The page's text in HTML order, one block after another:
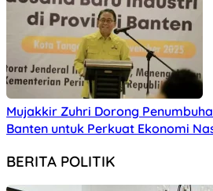
Mujakkir Zuhri Dorong
Banten untuk Perkuat Ekonomi
BERITA POLITIK